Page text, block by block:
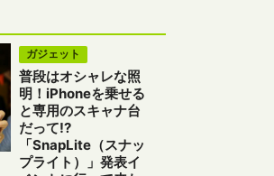
ガジェット
普段はオシャレな照
明！iPhoneを乗せる
と専用のスキャナ台
だって!?
「SnapLite（スナッ
プライト）」発表イ